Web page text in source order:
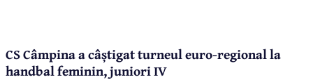
CS Câmpina a câștigat turneul euro-regional la
handbal feminin, juniori IV